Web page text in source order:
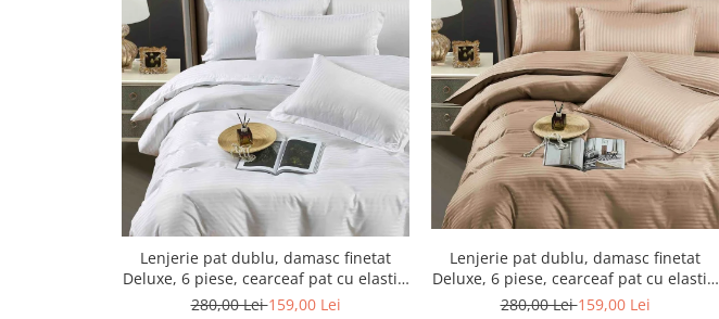
Lenjerie pat dublu, damasc finetat
Deluxe, 6 piese, cearceaf pat cu elastic,
Alb
280,00 Lei159,00 Lei
Lenjerie pat dublu, damasc finetat
Deluxe, 6 piese, cearceaf pat cu elastic,
Maro
280,00 Lei159,00 Lei